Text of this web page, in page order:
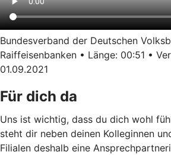
Bundesverband der Deutschen
Raiffeisenbanken • Länge: 00:51 •
01.09.2021
Für dich da
Uns ist wichtig, dass du dich wohl
steht dir neben deinen Kolleginnen
Filialen deshalb eine